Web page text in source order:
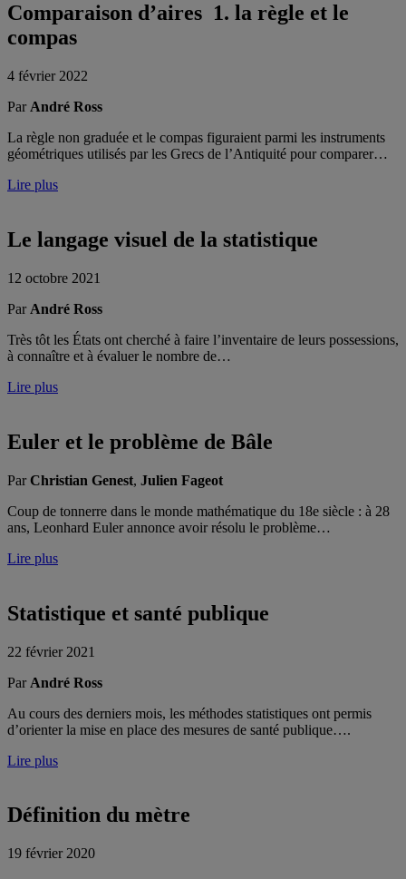
Comparaison d’aires 1. la règle et le
compas
4 février 2022
Par André Ross
La règle non graduée et le compas figuraient parmi les instruments
géométriques utilisés par les Grecs de l’Antiquité pour comparer…
Lire plus
Le langage visuel de la statistique
12 octobre 2021
Par André Ross
Très tôt les États ont cherché à faire l’inventaire de leurs possessions,
à connaître et à évaluer le nombre de…
Lire plus
Euler et le problème de Bâle
ParChristian Genest, Julien Fageot
Coup de tonnerre dans le monde mathématique du 18e siècle : à 28
ans, Leonhard Euler annonce avoir résolu le problème…
Lire plus
Statistique et santé publique
22 février 2021
Par André Ross
Au cours des derniers mois, les méthodes statistiques ont permis
d’orienter la mise en place des mesures de santé publique….
Lire plus
Définition du mètre
19 février 2020